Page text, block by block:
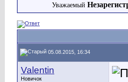
Уважаемый
05.08.2015, 16:34
Valentin
Новичок